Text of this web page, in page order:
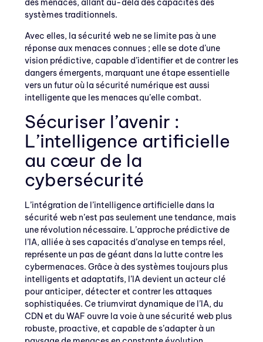
des menaces, allant au-delà des capacités des
systèmes traditionnels.
Avec elles, la sécurité web ne se limite pas à une
réponse aux menaces connues ; elle se dote d’une
vision prédictive, capable d’identifier et de contrer les
dangers émergents, marquant une étape essentielle
vers un futur où la sécurité numérique est aussi
intelligente que les menaces qu’elle combat.
Sécuriser l’avenir :
L’intelligence artificielle
au cœur de la
cybersécurité
L’intégration de l’intelligence artificielle dans la
sécurité web n’est pas seulement une tendance, mais
une révolution nécessaire. L’approche prédictive de
l’IA, alliée à ses capacités d’analyse en temps réel,
représente un pas de géant dans la lutte contre les
cybermenaces. Grâce à des systèmes toujours plus
intelligents et adaptatifs, l’IA devient un acteur clé
pour anticiper, détecter et contrer les attaques
sophistiquées. Ce triumvirat dynamique de l’IA, du
CDN et du WAF ouvre la voie à une sécurité web plus
robuste, proactive, et capable de s’adapter à un